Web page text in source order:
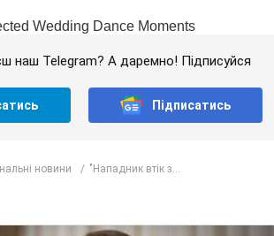
наш Telegram? А даремно! Підписуйся
Підписатись
новини "Нападник втік з...